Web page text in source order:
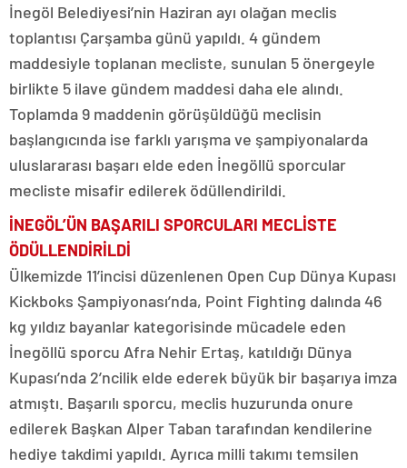
İnegöl Belediyesi’nin Haziran ayı olağan meclis
toplantısı Çarşamba günü yapıldı. 4 gündem
maddesiyle toplanan mecliste, sunulan 5 önergeyle
birlikte 5 ilave gündem maddesi daha ele alındı.
Toplamda 9 maddenin görüşüldüğü meclisin
başlangıcında ise farklı yarışma ve şampiyonalarda
uluslararası başarı elde eden İnegöllü sporcular
mecliste misafir edilerek ödüllendirildi.
İNEGÖL’ÜN BAŞARILI SPORCULARI MECLİSTE
ÖDÜLLENDİRİLDİ
Ülkemizde 11’incisi düzenlenen Open Cup Dünya Kupası
Kickboks Şampiyonası’nda, Point Fighting dalında 46
kg yıldız bayanlar kategorisinde mücadele eden
İnegöllü sporcu Afra Nehir Ertaş, katıldığı Dünya
Kupası’nda 2’ncilik elde ederek büyük bir başarıya imza
atmıştı. Başarılı sporcu, meclis huzurunda onure
edilerek Başkan Alper Taban tarafından kendilerine
hediye takdimi yapıldı. Ayrıca milli takımı temsilen